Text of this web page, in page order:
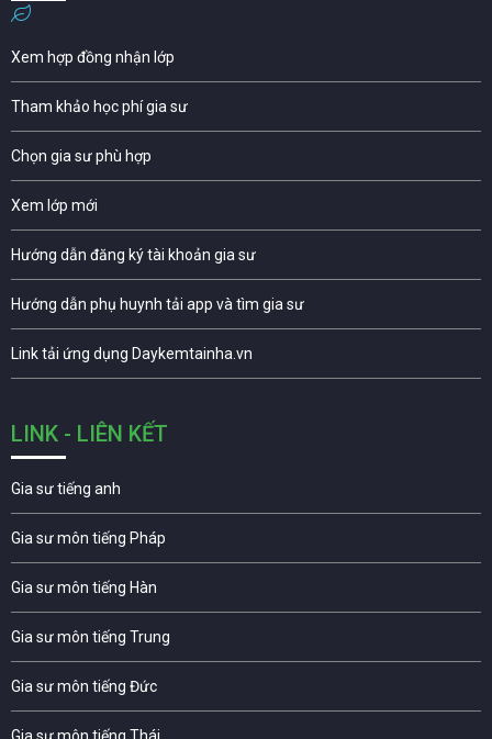
Xem hợp đồng nhận lớp
Tham khảo học phí gia sư
Chọn gia sư phù hợp
Xem lớp mới
Hướng dẫn đăng ký tài khoản gia sư
Hướng dẫn phụ huynh tải app và tìm gia sư
Link tải ứng dụng Daykemtainha.vn
LINK - LIÊN KẾT
Gia sư tiếng anh
Gia sư môn tiếng Pháp
Gia sư môn tiếng Hàn
Gia sư môn tiếng Trung
Gia sư môn tiếng Đức
Gia sư môn tiếng Thái